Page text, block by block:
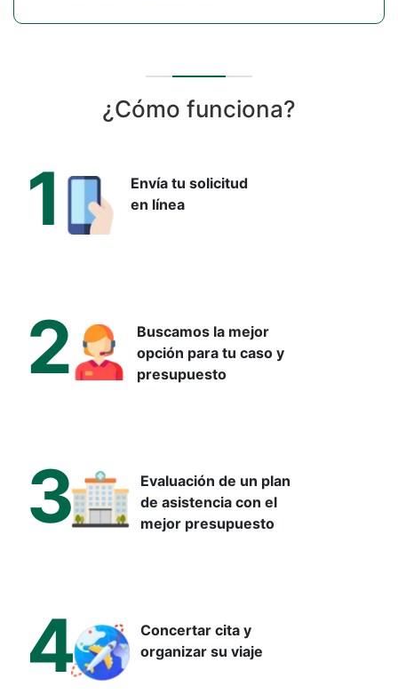
¿Cómo funciona?
1
Envía tu solicitud
en línea
2
Buscamos la mejor
opción para tu caso y
presupuesto
3
Evaluación de un plan
de asistencia con el
mejor presupuesto
4
Concertar cita y
organizar su viaje